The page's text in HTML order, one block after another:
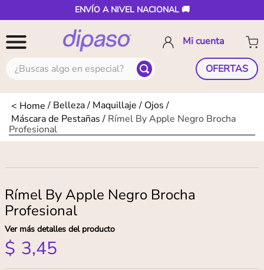
ENVÍO A NIVEL NACIONAL 🚚
¿Buscas algo en especial? OFERTAS
Belleza Maquillaje
Ojos
Máscara de Pestañas
Rí­mel By Apple Negro Brocha
Profesional
Rí­mel By Apple Negro Brocha
Profesional
Ver más detalles del producto
$ 3,45